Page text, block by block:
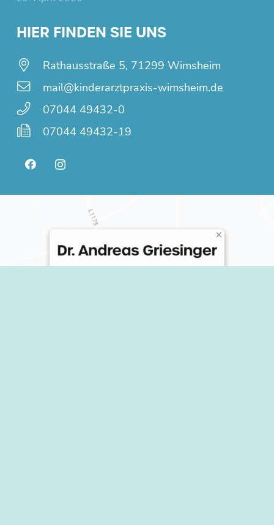
HIER FINDEN SIE UNS
Rathausstraße 5, 71299 Wimsheim
mail@kinderarztpraxis-wimsheim.de
07044 49432-0
07044 49432-19